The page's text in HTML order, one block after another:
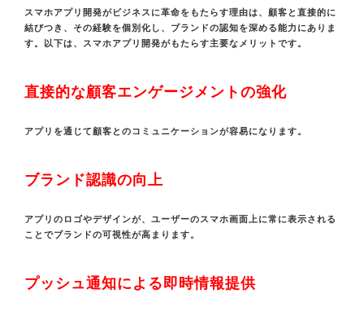
スマホアプリ開発がビジネスに革命をもたらす理由は、顧客と直接的に
結びつき、その経験を個別化し、ブランドの認知を深める能力にありま
す。以下は、スマホアプリ開発がもたらす主要なメリットです。
直接的な顧客エンゲージメントの強化
アプリを通じて顧客とのコミュニケーションが容易になります。
ブランド認識の向上
アプリのロゴやデザインが、ユーザーのスマホ画面上に常に表示される
ことでブランドの可視性が高まります。
プッシュ通知による即時情報提供